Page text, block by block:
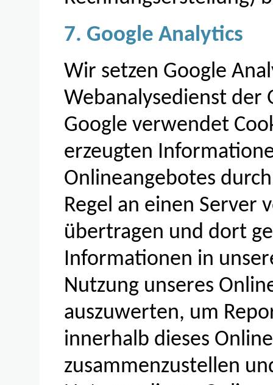
7. Google Analytics
Wir setzen Google
Webanalysedienst der
Google verwendet
erzeugten
Onlineangebotes
Regel an einen Server
übertragen und dort
Informationen in
Nutzung unseres
auszuwerten, um
innerhalb dieses
zusammenzustellen